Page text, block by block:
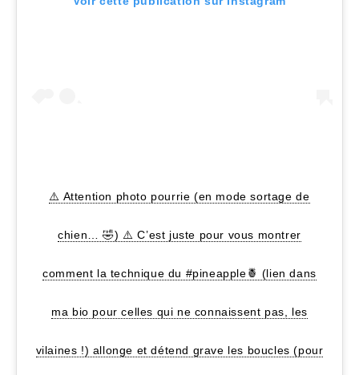
⚠️ Attention photo pourrie (en mode sortage de
chien… 🤣) ⚠️ C’est juste pour vous montrer
comment la technique du #pineapple🍍 (lien dans
ma bio pour celles qui ne connaissent pas, les
vilaines !) allonge et détend grave les boucles (pour